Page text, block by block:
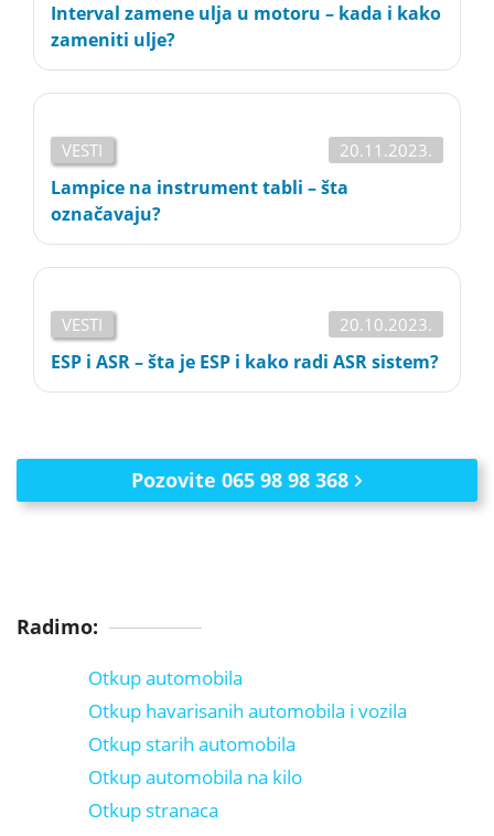
Interval zamene ulja u motoru – kada i kako
zameniti ulje?
VESTI 20.11.2023.
Lampice na instrument tabli – šta
označavaju?
VESTI 20.10.2023.
ESP i ASR – šta je ESP i kako radi ASR sistem?
Pozovite 065 98 98 368
Radimo:
Otkup automobila
Otkup havarisanih automobila i vozila
Otkup starih automobila
Otkup automobila na kilo
Otkup stranaca